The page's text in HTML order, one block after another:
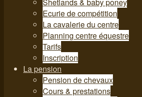
Ecurie de compétition
La cavalerie du centre
Planning centre équestre
Tarifs
Inscription
La pension
Pension de chevaux
Cours & prestations